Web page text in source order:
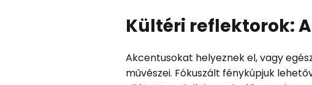
Kültéri reflektorok:
Akcentusokat helyeznek el, vagy
művészei. Fókuszált fénykúpjuk